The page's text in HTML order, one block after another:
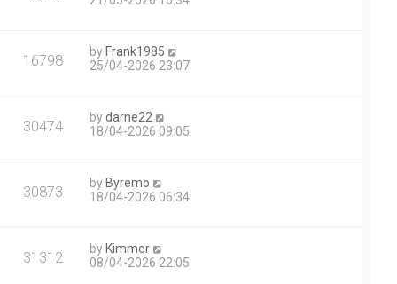
16798 by Frank1985
25/04-2026 23:07
30474 bydarne22
18/04-2026 09:05
30873 by Byremo
18/04-2026 06:34
31312 by Kimmer
08/04-2026 22:05